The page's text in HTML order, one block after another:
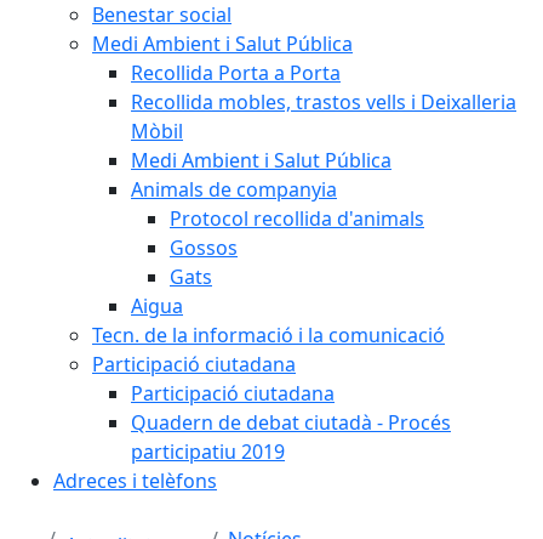
Benestar social
Medi Ambient i Salut Pública
Recollida Porta a Porta
Recollida mobles, trastos vells i Deixalleria
Mòbil
Medi Ambient i Salut Pública
Animals de companyia
Protocol recollida d'animals
Gossos
Gats
Aigua
Tecn. de la informació i la comunicació
Participació ciutadana
Participació ciutadana
Quadern de debat ciutadà - Procés
participatiu 2019
Adreces i telèfons